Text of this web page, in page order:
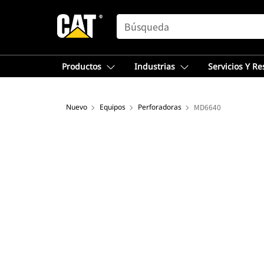
SEARCH
Productos Industrias Servicios Y
Nuevo Equipos Perforadoras MD6640